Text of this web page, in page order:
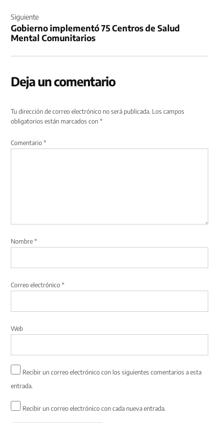
Siguiente
Gobierno implementó 75 Centros de Salud
Mental Comunitarios
Deja un comentario
Tu dirección de correo electrónico no será publicada. Los campos
obligatorios están marcados con*
Comentario*
Nombre*
Correo electrónico*
Web
Recibir un correo electrónico con los siguientes comentarios a esta
entrada.
Recibir un correo electrónico con cada nueva entrada.